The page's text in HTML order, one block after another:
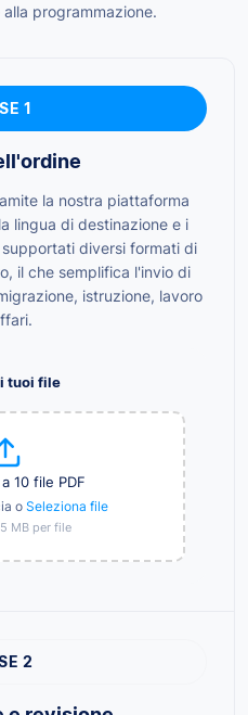
programmazione.
1
la nostra piattaforma
lingua di destinazione e i
diversi formati di
il che semplifica l'invio di
istruzione, lavoro
tuoi file
10 file PDF
o Seleziona file
MB per file
2